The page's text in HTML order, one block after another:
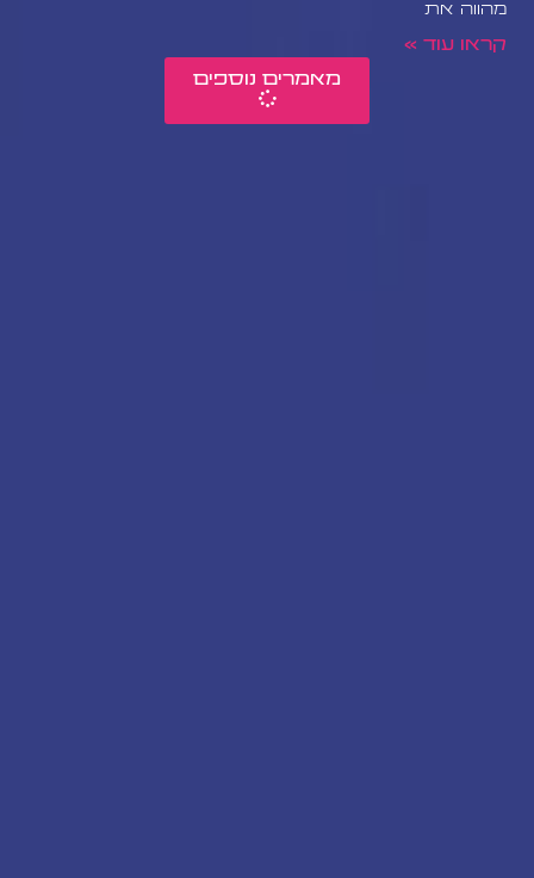
מהווה את
קראו עוד »
מאמרים נוספים